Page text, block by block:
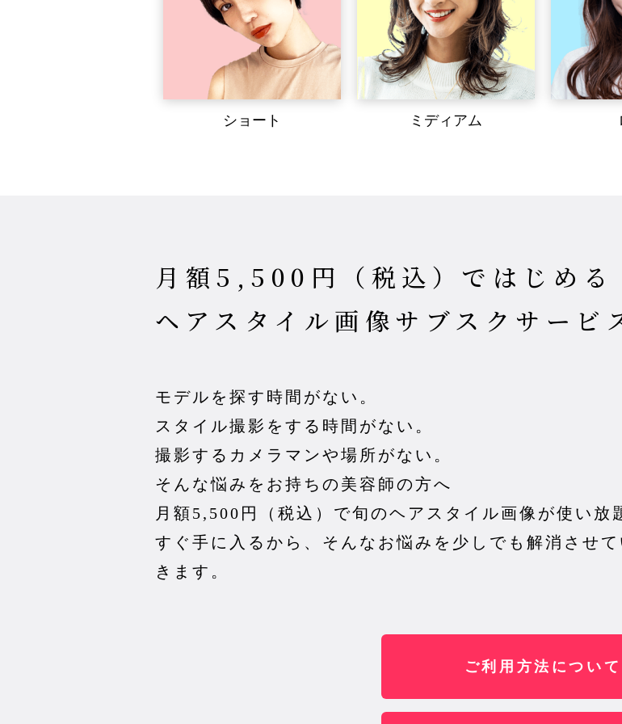
ショート ミディアム
月額5,500円（税込）ではじめる
ヘアスタイル画像サブスクサービ
モデルを探す時間がない。
スタイル撮影をする時間がない。
撮影するカメラマンや場所がない。
そんな悩みをお持ちの美容師の方へ
月額5,500円（税込）で旬のヘアスタイル画像が使い放
すぐ手に入るから、そんなお悩みを少しでも解消させて
きます。
ご利用方法について